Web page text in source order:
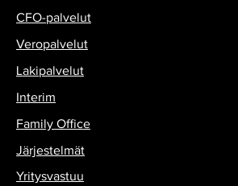
CFO-palvelut
Veropalvelut
Lakipalvelut
Interim
Family Office
Järjestelmät
Yritysvastuu